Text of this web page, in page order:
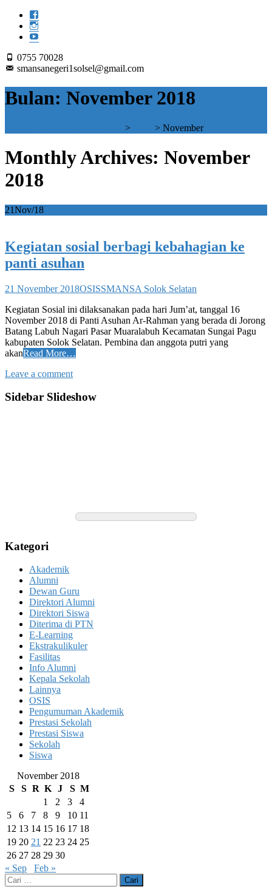
0755 70028
smansanegeri1solsel@gmail.com
Bulan: November 2018
> > November
Monthly Archives: November
2018
21Nov/18
Kegiatan sosial berbagi kebahagian ke
panti asuhan
21 November 2018OSISSMANSA Solok Selatan
Kegiatan Sosial ini dilaksanakan pada hari Jum’at, tanggal 16
November 2018 di Panti Asuhan Ar-Rahman yang berada di Jorong
Batang Labuh Nagari Pasar Muaralabuh Kecamatan Sungai Pagu
kabupaten Solok Selatan. Pembina dan anggota putri yang
akanRead More…
Leave a comment
Sidebar Slideshow
Kategori
Akademik
Alumni
Dewan Guru
Direktori Alumni
Direktori Siswa
Diterima di PTN
E-Learning
Ekstrakulikuler
Fasilitas
Info Alumni
Kepala Sekolah
Lainnya
OSIS
Pengumuman Akademik
Prestasi Sekolah
Prestasi Siswa
Sekolah
Siswa
November 2018
S
S R K J S M
1
2 3
4
5
6 7 8 9 10 11
12 13 14 15 16 17 18
19 20 21 22 23 24 25
26 27 28 29 30
« Sep
Feb »
Cari
untuk: